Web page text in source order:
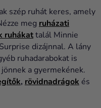
szép ruhát keres, amely
meg ruházati
ruhákattalál Minnie
dizájnnal. A lány
ruhadarabokat is
a gyermekének.
, rövidnadrágok és